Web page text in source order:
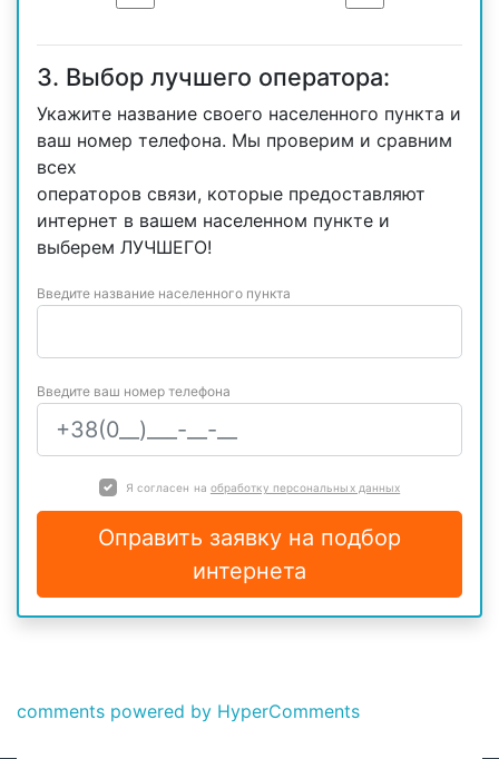
3. Выбор лучшего оператора:
Укажите название своего населенного пункта и
ваш номер телефона. Мы проверим и сравним
всех
операторов связи, которые предоставляют
интернет в вашем населенном пункте и
выберем ЛУЧШЕГО!
Введите название населенного пункта
Введите ваш номер телефона
Я согласен на обработку персональных данных
Оправить заявку на подбор
интернета
comments powered by HyperComments